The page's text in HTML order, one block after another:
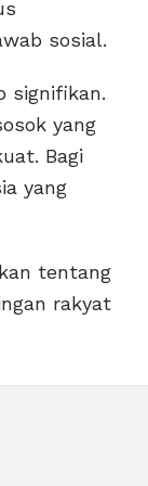
sosial.
signifikan.
yang
Bagi
yang
tentang
rakyat